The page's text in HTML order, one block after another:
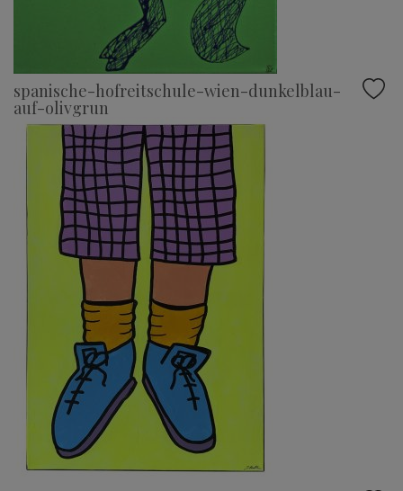
spanische-hofreitschule-wien-dunkelblau-
auf-olivgrun